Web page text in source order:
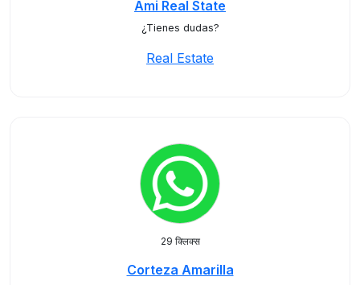
Ami Real State
¿Tienes dudas?
Real Estate
29 क्लिक्स
Corteza Amarilla